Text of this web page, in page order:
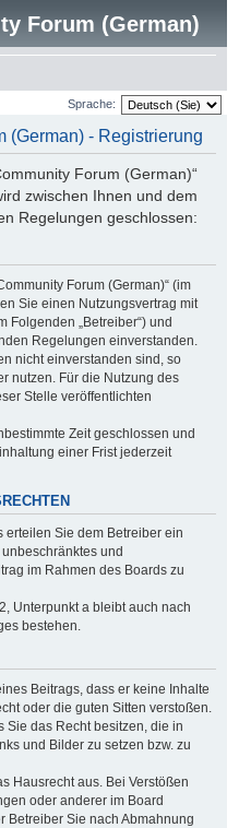
Forum (German)
Sprache:
(German) - Registrierung
Forum (German)“
zwischen Ihnen und dem
Regelungen geschlossen:
Forum (German)“ (im
Sie einen Nutzungsvertrag mit
Folgenden „Betreiber“) und
Regelungen einverstanden.
nicht einverstanden sind, so
nutzen. Für die Nutzung des
Stelle veröffentlichten
Zeit geschlossen und
einer Frist jederzeit
erteilen Sie dem Betreiber ein
und
im Rahmen des Boards zu
Unterpunkt a bleibt auch nach
bestehen.
Beitrags, dass er keine Inhalte
oder die guten Sitten verstoßen.
Sie das Recht besitzen, die in
und Bilder zu setzen bzw. zu
Hausrecht aus. Bei Verstößen
oder anderer im Board
Betreiber Sie nach Abmahnung